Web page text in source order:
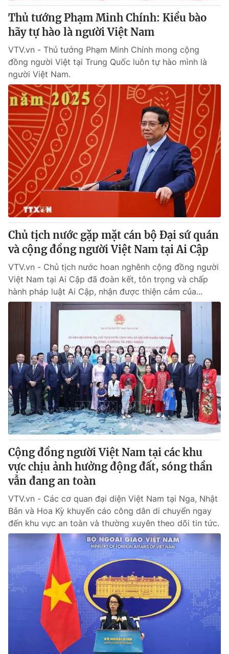
Thủ tướng Phạm Minh Chính: Kiều bào
hãy tự hào là người Việt Nam
VTV.vn - Thủ tướng Phạm Minh Chính mong cộng
đồng người Việt tại Trung Quốc luôn tự hào mình là
người Việt Nam.
Chủ tịch nước gặp mặt cán bộ Đại sứ quán
và cộng đồng người Việt Nam tại Ai Cập
VTV.vn - Chủ tịch nước hoan nghênh cộng đồng người
Việt Nam tại Ai Cập đã đoàn kết, tôn trọng và chấp
hành pháp luật Ai Cập, nhận được thiện cảm của...
Cộng đồng người Việt Nam tại các khu
vực chịu ảnh hưởng động đất, sóng thần
vẫn đang an toàn
VTV.vn - Các cơ quan đại diện Việt Nam tại Nga, Nhật
Bản và Hoa Kỳ khuyến cáo công dân di chuyển ngay
đến khu vực an toàn và thường xuyên theo dõi tin tức.